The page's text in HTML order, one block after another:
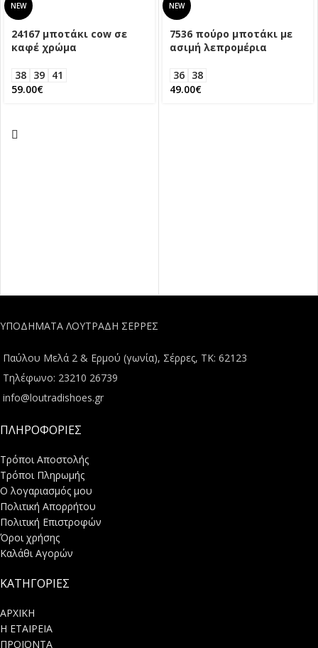
NEW
24167 μποτάκι cow σε
καφέ χρώμα
38 39 41
59.00€
NEW
7536 πούρο μποτάκι με
ασιμή λεπρομέρια
36 38
49.00€
ΥΠΟΔΗΜΑΤΑ ΛΟΥΤΡΑΔΗ ΣΕΡΡΕΣ
Παύλου Μελά 2 & Ερμού (γωνία), Σέρρες, ΤΚ: 62123
Τηλέφωνο: 23210 26739
info@loutradishoes.gr
ΠΛΗΡΟΦΟΡΙΕΣ
Τρόποι Αποστολής
Τρόποι Πληρωμής
Ο λογαριασμός μου
Πολιτική Απορρήτου
Πολιτική Επιστροφών
Όροι χρήσης
Καλάθι Αγορών
ΚΑΤΗΓΟΡΙΕΣ
ΑΡΧΙΚΗ
Η ΕΤΑΙΡΕΙΑ
ΠΡΟΪΟΝΤΑ